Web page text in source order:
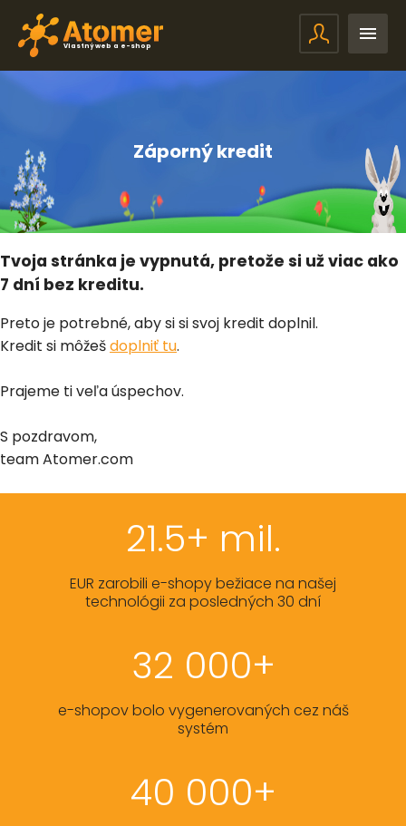
Vlastný web a e-shop
Záporný kredit
Tvoja stránka je vypnutá, pretože si už viac ako
7 dní bez kreditu.
Preto je potrebné, aby si si svoj kredit doplnil.
Kredit si môžešdoplniť tu.
Prajeme ti veľa úspechov.
S pozdravom,
team Atomer.com
21.5+ mil.
EUR zarobili e-shopy bežiace na našej
technológii za posledných 30 dní
32 000+
e-shopov bolo vygenerovaných cez náš
systém
40 000+